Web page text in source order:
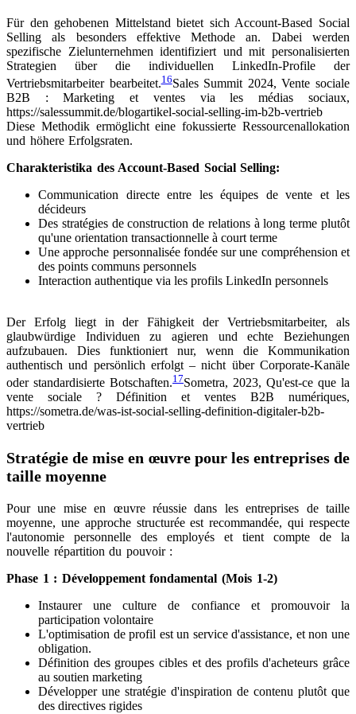
Für den gehobenen Mittelstand bietet sich Account-Based Social
Selling als besonders effektive Methode an. Dabei werden
spezifische Zielunternehmen identifiziert und mit personalisierten
Strategien über die individuellen LinkedIn-Profile der
Vertriebsmitarbeiter bearbeitet.16Sales Summit 2024, Vente sociale
B2B : Marketing et ventes via les médias sociaux,
https://salessummit.de/blogartikel-social-selling-im-b2b-vertrieb
Diese Methodik ermöglicht eine fokussierte Ressourcenallokation
und höhere Erfolgsraten.
Charakteristika des Account-Based Social Selling:
Communication directe entre les équipes de vente et les
décideurs
Des stratégies de construction de relations à long terme plutôt
qu'une orientation transactionnelle à court terme
Une approche personnalisée fondée sur une compréhension et
des points communs personnels
Interaction authentique via les profils LinkedIn personnels
Der Erfolg liegt in der Fähigkeit der Vertriebsmitarbeiter, als
glaubwürdige Individuen zu agieren und echte Beziehungen
aufzubauen. Dies funktioniert nur, wenn die Kommunikation
authentisch und persönlich erfolgt – nicht über Corporate-Kanäle
oder standardisierte Botschaften.17Sometra, 2023, Qu'est-ce que la
vente sociale ? Définition et ventes B2B numériques,
https://sometra.de/was-ist-social-selling-definition-digitaler-b2b-
vertrieb
Stratégie de mise en œuvre pour les entreprises de
taille moyenne
Pour une mise en œuvre réussie dans les entreprises de taille
moyenne, une approche structurée est recommandée, qui respecte
l'autonomie personnelle des employés et tient compte de la
nouvelle répartition du pouvoir :
Phase 1 : Développement fondamental (Mois 1-2)
Instaurer une culture de confiance et promouvoir la
participation volontaire
L'optimisation de profil est un service d'assistance, et non une
obligation.
Définition des groupes cibles et des profils d'acheteurs grâce
au soutien marketing
Développer une stratégie d'inspiration de contenu plutôt que
des directives rigides